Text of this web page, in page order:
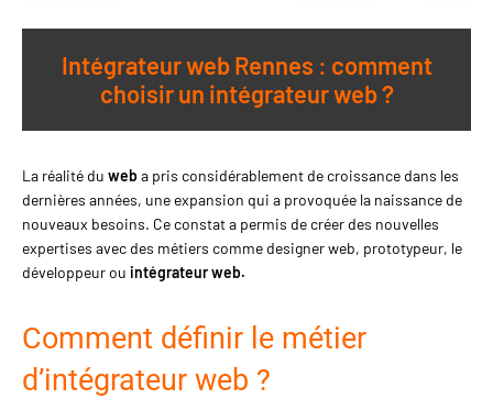
Intégrateur web Rennes : comment
choisir un intégrateur web ?
La réalité du weba pris considérablement de croissance dans les
dernières années, une expansion qui a provoquée la naissance de
nouveaux besoins. Ce constat a permis de créer des nouvelles
expertises avec des métiers comme designer web, prototypeur, le
développeur ou intégrateur web.
Comment définir le métier
d’intégrateur web ?